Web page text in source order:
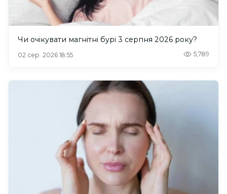
Чи очікувати магнітні бурі 3 серпня 2026 року?
02 сер. 2026 18:55 5,789